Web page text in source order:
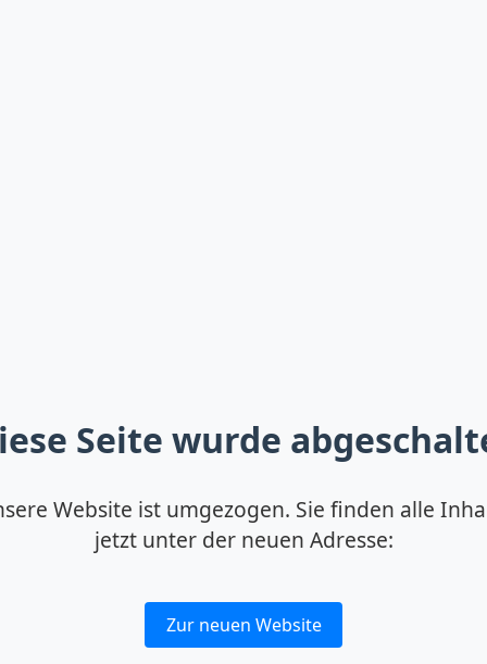
Seite wurde
Website ist umgezogen. Sie finden alle
jetzt unter der neuen Adresse:
Zur neuen Website